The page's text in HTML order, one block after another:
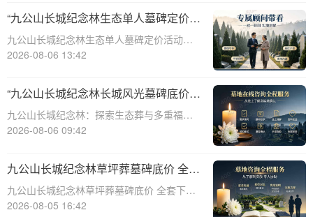
意识的增强和对生命意义的深刻理解，草坪
葬墓碑逐渐成为一种新型的、环保的、
“九公山长城纪念林生态单人墓碑定价
活动直降数千福利丰厚”
九公山长城纪念林生态单人墓碑定价活动，
直降数千，福利丰厚，为您的亲人提供一个
九公山长城纪念林生态单人墓碑的定价策
略、活动优惠以及相关福利，帮助您更好地
了解和选择适
2026-08-06 13:42
“九公山长城纪念林长城风光墓碑底价
生态葬多重福利叠加申领”
九公山长城纪念林：探索生态葬与多重福利
的完美融合☎ 九公山陵园电话:400-838-
渐从传统的土葬转向更为环保、节俭的生态
葬。九公山长城纪念林作为国内领先的
2026-08-06 09:42
九公山长城纪念林草坪葬墓碑底价 全套
下葬打包优惠同步享详解
九公山长城纪念林草坪葬墓碑底价 全套下葬
打包优惠同步享详解☎ 九公山陵园电话:400-
2026-08-05 16:42